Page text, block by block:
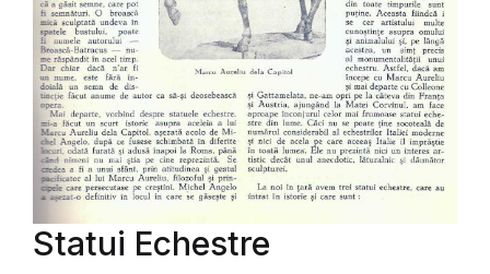
Statui Echestre